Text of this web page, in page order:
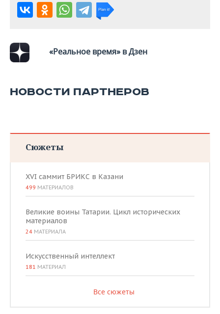
«Реальное время» в Дзен
НОВОСТИ ПАРТНЕРОВ
Сюжеты
XVI саммит БРИКС в Казани
499 МАТЕРИАЛОВ
Великие воины Татарии. Цикл исторических
материалов
24 МАТЕРИАЛА
Искусственный интеллект
181 МАТЕРИАЛ
Все сюжеты